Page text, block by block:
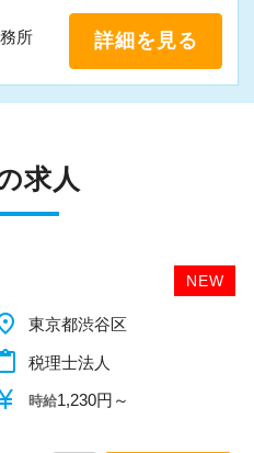
所 詳細を見る
求人
NEW
東京都渋谷区
税理士法人
時給1,230円～